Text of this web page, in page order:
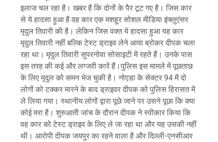
इलाज चल रहा है। खबर है कि दोनों के पैर टूट गए है। जिस कार
से ये हादसा हुआ है वह कार एक मशहूर सोशल मीडिया इंफ्लुएंसर
मृदुल तिवारी की है। लेकिन जिस वक्त ये हादसा हुआ यह कार
मृदुल तिवारी नहीं बल्कि टेस्ट ड्राइव लेने आया ब्रोकर दीपक चला
रहा था। मृदुल तिवारी सुपरनोवा सोसाइटी में रहते हैं। उनके पास
इस तरह की कई और लग्जरी कारें हैं।पुलिस इस मामले में पूछताछ
के लिए मृदुल को समन भेज चुकी है। नोएडा के सेक्टर 94 में दो
लोगों को टक्कर मारने के बाद ड्राइवर दीपक को पुलिस हिरासत में
ले लिया गया। स्थानीय लोगों द्वारा पूछे जाने पर उसने पूछा कि क्या
कोई मरा है। शुरुआती जांच के दौरान दीपक ने स्वीकार किया कि
वह कार को टेस्ट ड्राइव के लिए ले जा रहा था और यह उसकी नहीं
थी। आरोपी दीपक जयपुर का रहने वाला है और दिल्ली-एनसीआर